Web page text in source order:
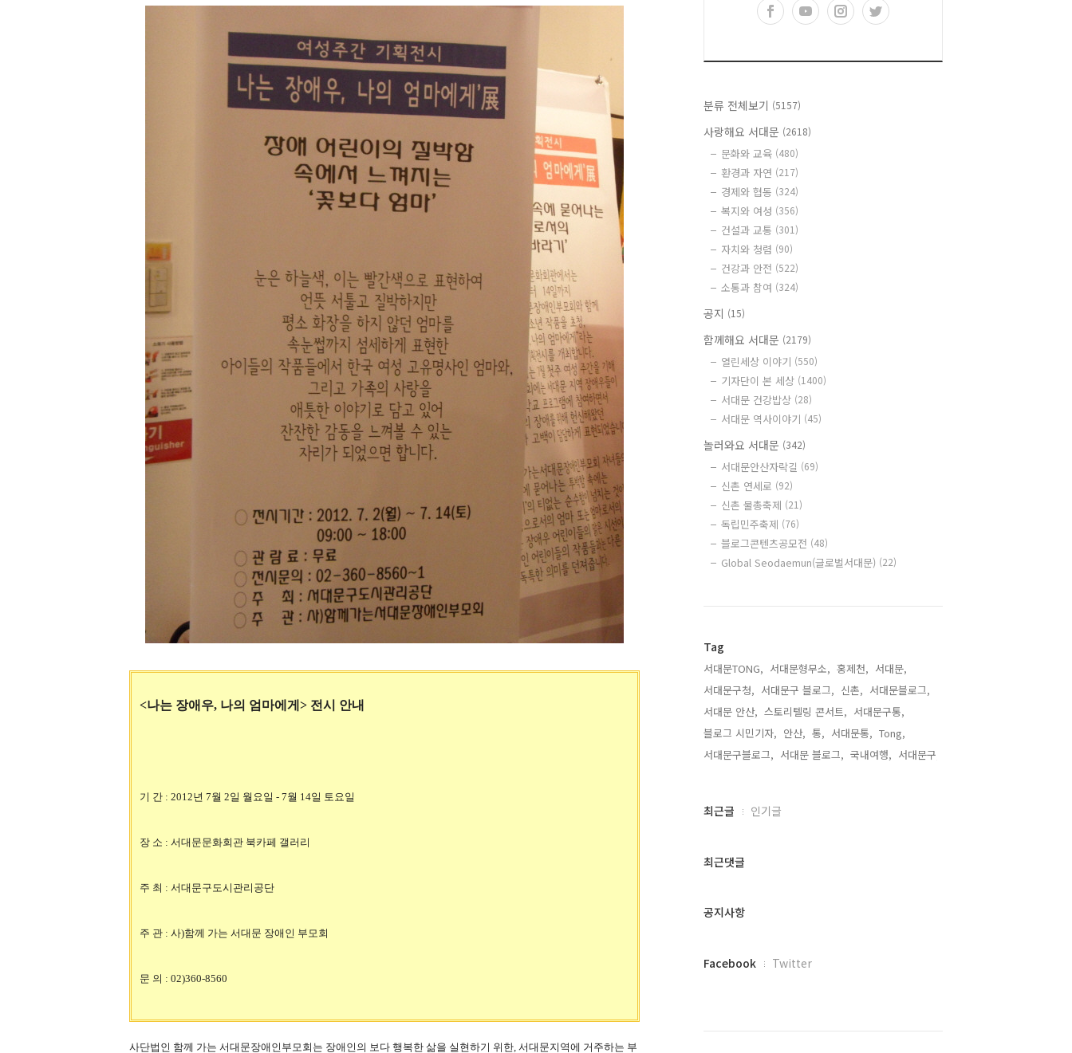
<나는 장애우, 나의 엄마에게> 전시 안내
기 간 : 2012년 7월 2일 월요일 - 7월 14일 토요일
장 소 : 서대문문화회관 북카페 갤러리
주 최 : 서대문구도시관리공단
주 관 : 사)함께 가는 서대문 장애인 부모회
문 의 : 02)360-8560
사단법인 함께 가는 서대문장애인부모회는 장애인의 보다 행복한 삶을 실현하기 위한, 서대문지역에 거주하는 부
분류 전체보기 (5157)
사랑해요 서대문 (2618)
문화와 교육 (480)
환경과 자연 (217)
경제와 협동 (324)
복지와 여성 (356)
건설과 교통 (301)
자치와 청렴 (90)
건강과 안전 (522)
소통과 참여 (324)
공지 (15)
함께해요 서대문 (2179)
열린세상 이야기 (550)
기자단이 본 세상 (1400)
서대문 건강밥상 (28)
서대문 역사이야기 (45)
놀러와요 서대문 (342)
서대문안산자락길 (69)
신촌 연세로 (92)
신촌 물총축제 (21)
독립민주축제 (76)
블로그콘텐츠공모전 (48)
Global Seodaemun(글로벌서대문) (22)
Tag
서대문TONG, 서대문형무소, 홍제천, 서대문,
서대문구청, 서대문구 블로그, 신촌, 서대문블로그,
서대문 안산, 스토리텔링 콘서트, 서대문구통,
블로그 시민기자, 안산, 통, 서대문통, Tong,
서대문구블로그, 서대문 블로그, 국내여행, 서대문구,
최
과
글
최근글 인기글
최근댓글
공지사항
페
Facebook Twitter